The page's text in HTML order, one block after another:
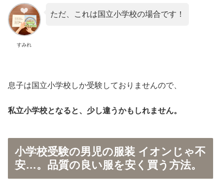
すみれ
ただ、これは国立小学校の場合です！
息子は国立小学校しか受験しておりませんので、
私立小学校となると、少し違うかもしれません。
小学校受験の男児の服装 イオンじゃ不
安…。品質の良い服を安く買う方法。